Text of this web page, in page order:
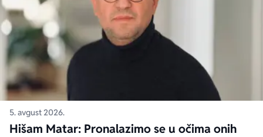
5. avgust 2026.
Hišam Matar: Pronalazimo se u očima onih